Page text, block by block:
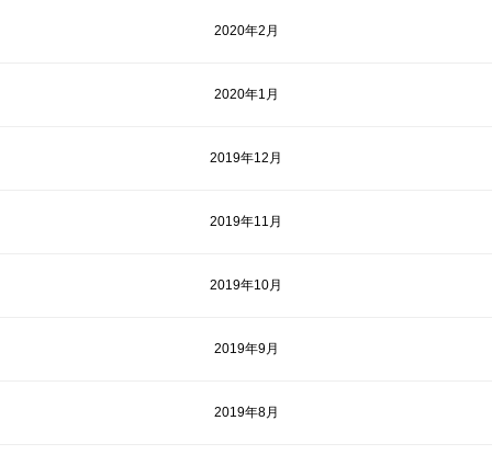
2020年2月
2020年1月
2019年12月
2019年11月
2019年10月
2019年9月
2019年8月